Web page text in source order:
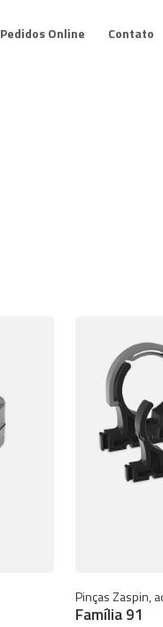
Pedidos Online Contato
Pinças Zaspin,
Família 91